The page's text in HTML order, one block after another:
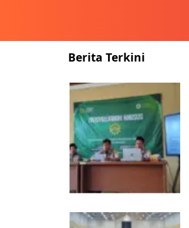
Berita Terkini